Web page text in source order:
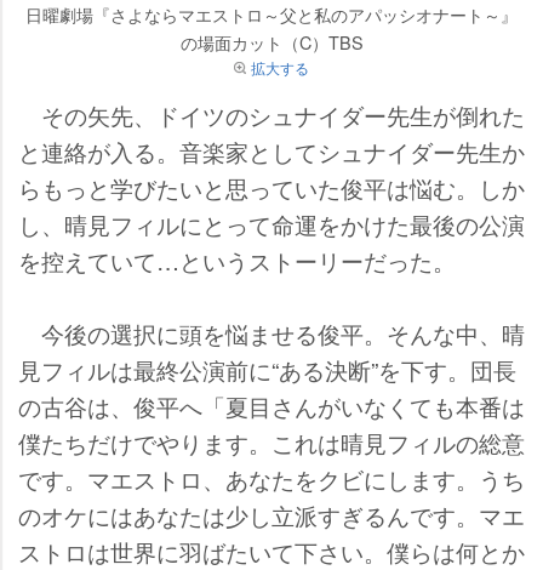
日曜劇場『さよならマエストロ～父と私のアパッシオナート～』
の場面カット（C）TBS
拡大する
その矢先、ドイツのシュナイダー先生が倒れた
と連絡が入る。音楽家としてシュナイダー先生か
らもっと学びたいと思っていた俊平は悩む。しか
し、晴見フィルにとって命運をかけた最後の公演
を控えていて…というストーリーだった。
今後の選択に頭を悩ませる俊平。そんな中、晴
見フィルは最終公演前に“ある決断”を下す。団長
の古谷は、俊平へ「夏目さんがいなくても本番は
僕たちだけでやります。これは晴見フィルの総意
です。マエストロ、あなたをクビにします。うち
のオケにはあなたは少し立派すぎるんです。マエ
ストロは世界に羽ばたいて下さい。僕らは何とか